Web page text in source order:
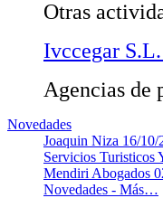
Otras
Ivccegar
Agencias de
Novedades
Joaquin Niza 16/10/
Servicios Turisticos
Mendiri Abogados
Novedades - Más…